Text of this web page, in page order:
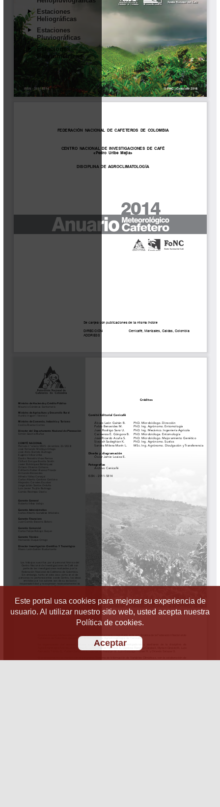
Este portal usa cookies para mejorar su experiencia de
usuario. Al utilizar nuestro sitio web, usted acepta nuestra
Política de cookies.
Aceptar